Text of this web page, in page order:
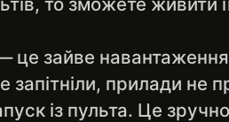
це зайве
запітніли, прилади не
із пульта. Це